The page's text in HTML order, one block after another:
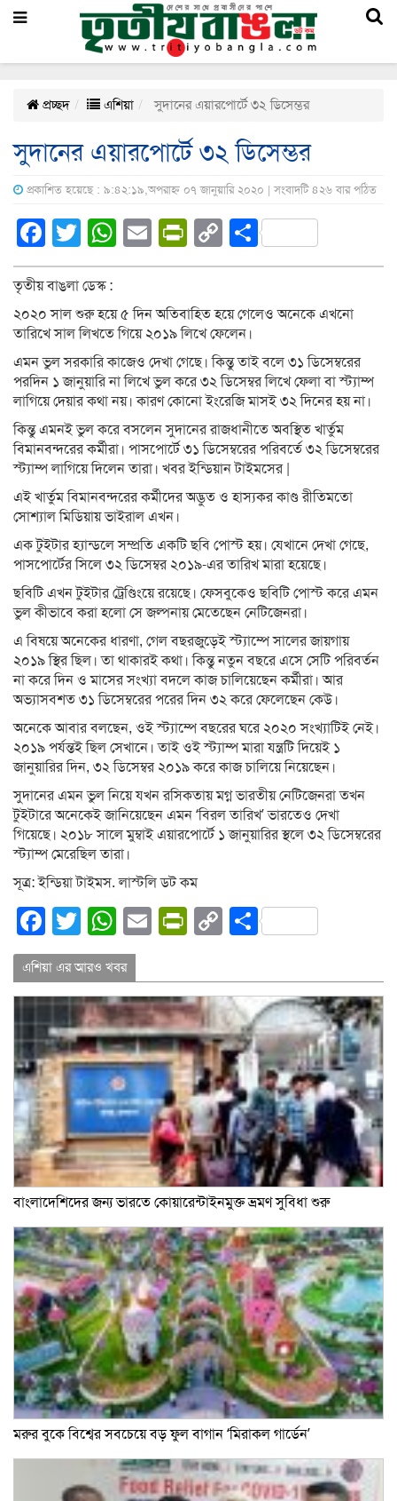
প্রচ্ছদ এশিয়া সুদানের এয়ারপোর্টে ৩২ ডিসেম্ভর
সুদানের এয়ারপোর্টে ৩২ ডিসেম্ভর
প্রকাশিত হয়েছে : ৯:৪২:১৯,অপরাহ্ন ০৭ জানুয়ারি ২০২০ | সংবাদটি ৪২৬ বার পঠিত
Facebook
Twitter
WhatsApp
EmailPrintFriendly
Copy
Link
Share
তৃতীয় বাঙলা ডেস্ক :
২০২০ সাল শুরু হয়ে ৫ দিন অতিবাহিত হয়ে গেলেও অনেকে এখনো
তারিখে সাল লিখতে গিয়ে ২০১৯ লিখে ফেলেন।
এমন ভুল সরকারি কাজেও দেখা গেছে। কিন্তু তাই বলে ৩১ ডিসেম্বরের
পরদিন ১ জানুয়ারি না লিখে ভুল করে ৩২ ডিসেম্বর লিখে ফেলা বা স্ট্যাম্প
লাগিয়ে দেয়ার কথা নয়। কারণ কোনো ইংরেজি মাসই ৩২ দিনের হয় না।
কিন্তু এমনই ভুল করে বসলেন সুদানের রাজধানীতে অবস্থিত খার্তুম
বিমানবন্দরের কর্মীরা। পাসপোর্টে ৩১ ডিসেম্বরের পরিবর্তে ৩২ ডিসেম্বরের
স্ট্যাম্প লাগিয়ে দিলেন তারা। খবর ইন্ডিয়ান টাইমসের |
এই খার্তুম বিমানবন্দরের কর্মীদের অদ্ভুত ও হাস্যকর কাণ্ড রীতিমতো
সোশ্যাল মিডিয়ায় ভাইরাল এখন।
এক টুইটার হ্যান্ডলে সম্প্রতি একটি ছবি পোস্ট হয়। যেখানে দেখা গেছে,
পাসপোর্টের সিলে ৩২ ডিসেম্বর ২০১৯-এর তারিখ মারা হয়েছে।
ছবিটি এখন টুইটার ট্রেণ্ডিংয়ে রয়েছে। ফেসবুকেও ছবিটি পোস্ট করে এমন
ভুল কীভাবে করা হলো সে জল্পনায় মেতেছেন নেটিজেনরা।
এ বিষয়ে অনেকের ধারণা, গেল বছরজুড়েই স্ট্যাম্পে সালের জায়গায়
২০১৯ স্থির ছিল। তা থাকারই কথা। কিন্তু নতুন বছরে এসে সেটি পরিবর্তন
না করে দিন ও মাসের সংখ্যা বদলে কাজ চালিয়েছেন কর্মীরা। আর
অভ্যাসবশত ৩১ ডিসেম্বরের পরের দিন ৩২ করে ফেলেছেন কেউ।
অনেকে আবার বলছেন, ওই স্ট্যাম্পে বছরের ঘরে ২০২০ সংখ্যাটিই নেই।
২০১৯ পর্যন্তই ছিল সেখানে। তাই ওই স্ট্যাম্প মারা যন্ত্রটি দিয়েই ১
জানুয়ারির দিন, ৩২ ডিসেম্বর ২০১৯ করে কাজ চালিয়ে নিয়েছেন।
সুদানের এমন ভুল নিয়ে যখন রসিকতায় মগ্ন ভারতীয় নেটিজেনরা তখন
টুইটারে অনেকেই জানিয়েছেন এমন ‘বিরল তারিখ’ ভারতেও দেখা
গিয়েছে। ২০১৮ সালে মুম্বাই এয়ারপোর্টে ১ জানুয়ারির স্থলে ৩২ ডিসেম্বরের
স্ট্যাম্প মেরেছিল তারা।
সূত্র: ইন্ডিয়া টাইমস. লাস্টলি ডট কম
Facebook
Twitter
WhatsApp
EmailPrintFriendly
CopyShare
এশিয়া এর আরও খবর
বাংলাদেশিদের জন্য ভারতে কোয়ারেন্টাইনমুক্ত ভ্রমণ সুবিধা শুরু
মরুর বুকে বিশ্বের সবচেয়ে বড় ফুল বাগান ‘মিরাকল গার্ডেন’